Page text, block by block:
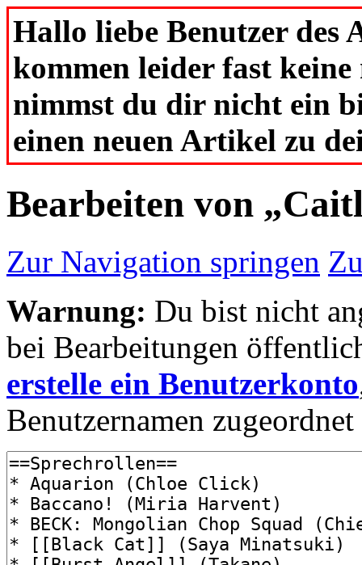
Hallo liebe Benutzer
kommen leider fast
nimmst du dir nicht ein
einen neuen Artikel zu
Bearbeiten von
Zur Navigation springen
Warnung: Du bist nicht
bei Bearbeitungen
erstelle ein Benutzerkonto
Benutzernamen